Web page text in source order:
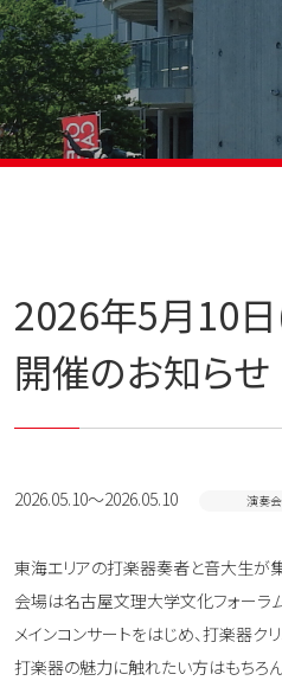
2026年5月10日(
開催のお知らせ
2026.05.10～2026.05.10 演奏会
東海エリアの打楽器奏者と音大生が集
会場は名古屋文理大学文化フォーラム
メインコンサートをはじめ、打楽器ク
打楽器の魅力に触れたい方はもちろん